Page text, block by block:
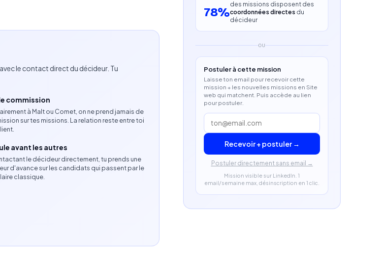
commerciales.
le contact direct du décideur. Tu
commission
à Malt ou Comet, on ne prend jamais de
sur tes missions. La relation reste entre toi
avant les autres
le décideur directement, tu prends une
d'avance sur les candidats qui passent par le
classique.
78%
des missions disposent des
coordonnées directes du
décideur
OU
Postuler à cette mission
Laisse ton email pour recevoir cette
mission + les nouvelles missions en Site
web qui matchent. Puis accède au lien
pour postuler.
Recevoir + postuler →
Postuler directement sans email →
Mission visible sur LinkedIn. 1
email/semaine max, désinscription en 1 clic.